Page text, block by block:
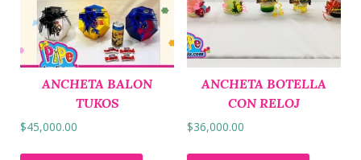
ANCHETA BALON
TUKOS
$45,000.00
ANCHETA BOTELLA
CON RELOJ
$36,000.00